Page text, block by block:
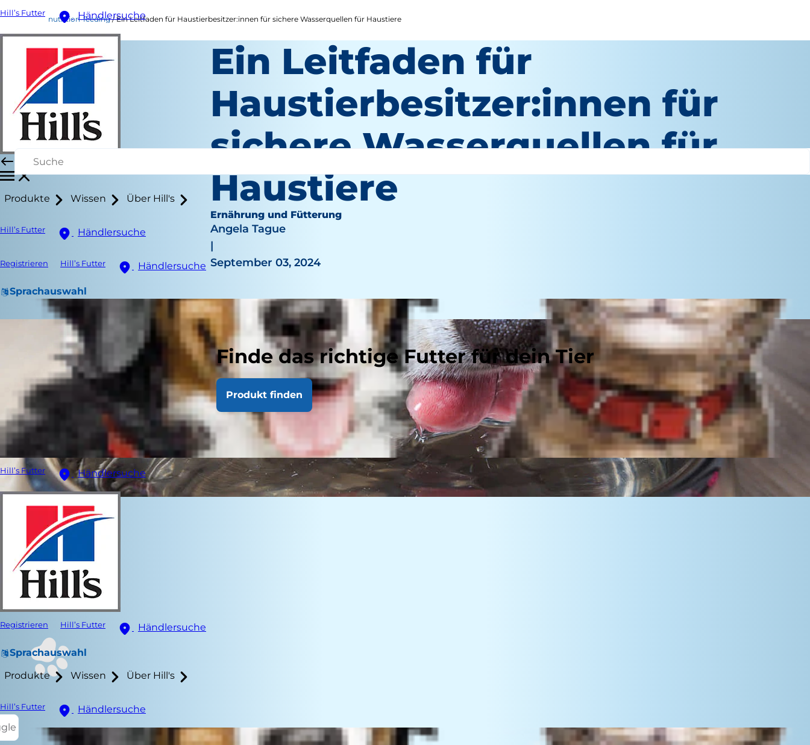
Hill’s Futter Händlersuche
Produkte Wissen Über Hill's
Hill’s Futter Händlersuche
Registrieren Hill’s Futter Händlersuche
Sprachauswahl
Finde das richtige Futter für dein Tier
Produkt finden
Hill’s Futter Händlersuche
Registrieren Hill’s Futter Händlersuche
Sprachauswahl
Produkte Wissen Über Hill's
Hill’s Futter
Händlersuche
nutrition-feeding Ein Leitfaden für Haustierbesitzer:innen für sichere Wasserquellen für Haustiere
Ein Leitfaden für
Haustierbesitzer:innen für
sichere Wasserquellen für
Haustiere
Ernährung und Fütterung
Angela Tague
|
September 03, 2024